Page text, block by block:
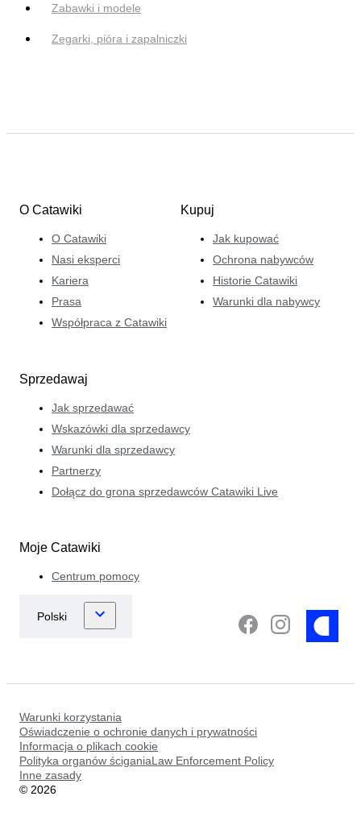
Zabawki i modele
Zegarki, pióra i zapalniczki
O Catawiki
O Catawiki
Nasi eksperci
Kariera
Prasa
Współpraca z Catawiki
Kupuj
Jak kupować
Ochrona nabywców
Historie Catawiki
Warunki dla nabywcy
Sprzedawaj
Jak sprzedawać
Wskazówki dla sprzedawcy
Warunki dla sprzedawcy
Partnerzy
Dołącz do grona sprzedawców Catawiki Live
Moje Catawiki
Centrum pomocy
Warunki korzystania
Oświadczenie o ochronie danych i prywatności
Informacja o plikach cookie
Polityka organów ściganiaLaw Enforcement Policy
Inne zasady
© 2026